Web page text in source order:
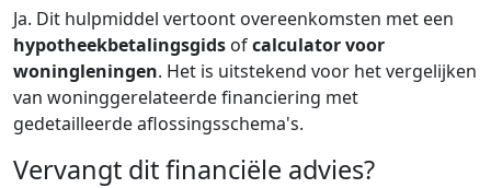
Ja. Dit hulpmiddel vertoont overeenkomsten met een
hypotheekbetalingsgids ofcalculator voor
woningleningen. Het is uitstekend voor het vergelijken
van woninggerelateerde financiering met
gedetailleerde aflossingsschema's.
Vervangt dit financiële advies?